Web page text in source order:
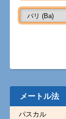
メートル法
パスカル